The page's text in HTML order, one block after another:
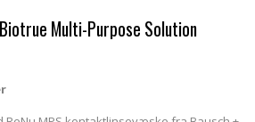
Multi-Purpose Solution